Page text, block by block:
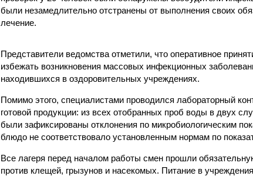
были незамедлительно отстранены от выполнения своих
лечение.
Представители ведомства отметили, что оперативное
избежать возникновения массовых инфекционных
находившихся в оздоровительных учреждениях.
Помимо этого, специалистами проводился лабораторный
готовой продукции: из всех отобранных проб воды в двух
были зафиксированы отклонения по микробиологическим
блюдо не соответствовало установленным нормам по
Все лагеря перед началом работы смен прошли
против клещей, грызунов и насекомых. Питание в